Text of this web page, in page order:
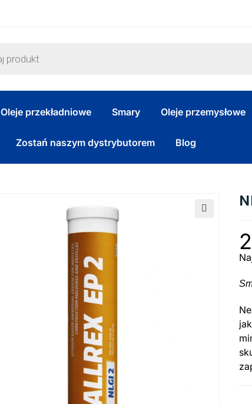
Oleje przekładniowe Smary Oleje przemysłowe
Zostań naszym dystrybutorem Blog